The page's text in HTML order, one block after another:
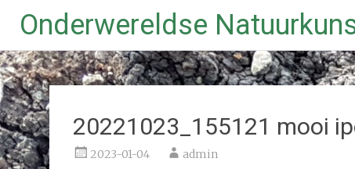
Ga
naar
de
inhoud
Onderwereldse
20221023_155121 mooi
2023-01-04 admin